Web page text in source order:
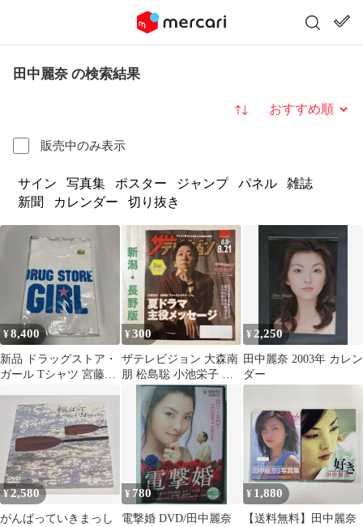
田中麗奈 の検索結果
販売中のみ表示
並び替え
サイン 写真集 ポスター ジャンプ パネル
雑誌
新聞
カレンダー 切り抜き
¥8,400
新品 ドラッグストア・
ガール Tシャツ 宮藤官
¥300
ザテレビジョン 大森南
朋 松島聡 小池栄子 田
中麗奈 奥智哉 亀梨和也
¥ 2,250
田中麗奈 2003年 カレン
ダー
¥2,580
がんばっていきまっし
¥ 780
電撃婚 DVD/田中麗奈
¥ 1,880
【送料無料】田中麗奈